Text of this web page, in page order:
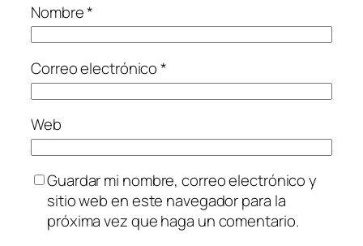
Nombre*
Correo electrónico*
Web
Guardar mi nombre, correo electrónico y
sitio web en este navegador para la
próxima vez que haga un comentario.